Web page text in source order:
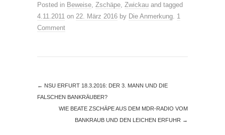
Posted in Beweise Zschäpe Zwickau and tagged
4.11.2011 on 22. März 2016 by Die Anmerkung 1
Comment
← NSU ERFURT 18.3.2016: DER 3. MANN UND DIE
FALSCHEN BANKRÄUBER?
WIE BEATE ZSCHÄPE AUS DEM MDR-RADIO VOM
BANKRAUB UND DEN LEICHEN ERFUHR →